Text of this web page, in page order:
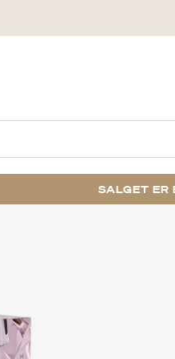
SALGET ER